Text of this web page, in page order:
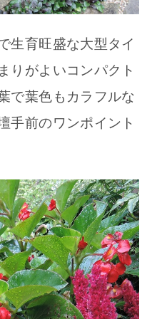
生育旺盛な大型タイ
りがよいコンパクト
で葉色もカラフルな
手前のワンポイント